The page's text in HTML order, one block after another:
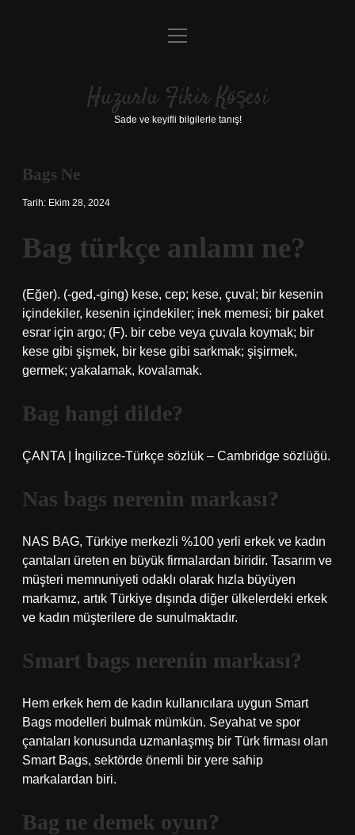
Anasayfa
Yasal Uyarı
menüyü
Huzurlu Fikir Köşesi
Sade ve keyifli bilgilerle tanış!
Bags Ne
Tarih: Ekim 28, 2024
Bag türkçe anlamı ne?
(Eğer). (-ged,-ging) kese, cep; kese, çuval; bir kesenin
içindekiler, kesenin içindekiler; inek memesi; bir paket
esrar için argo; (F). bir cebe veya çuvala koymak; bir
kese gibi şişmek, bir kese gibi sarkmak; şişirmek,
germek; yakalamak, kovalamak.
Bag hangi dilde?
ÇANTA | İngilizce-Türkçe sözlük – Cambridge sözlüğü.
Nas bags nerenin markası?
NAS BAG, Türkiye merkezli %100 yerli erkek ve kadın
çantaları üreten en büyük firmalardan biridir. Tasarım ve
müşteri memnuniyeti odaklı olarak hızla büyüyen
markamız, artık Türkiye dışında diğer ülkelerdeki erkek
ve kadın müşterilere de sunulmaktadır.
Smart bags nerenin markası?
Hem erkek hem de kadın kullanıcılara uygun Smart
Bags modelleri bulmak mümkün. Seyahat ve spor
çantaları konusunda uzmanlaşmış bir Türk firması olan
Smart Bags, sektörde önemli bir yere sahip
markalardan biri.
Bag ne demek oyun?